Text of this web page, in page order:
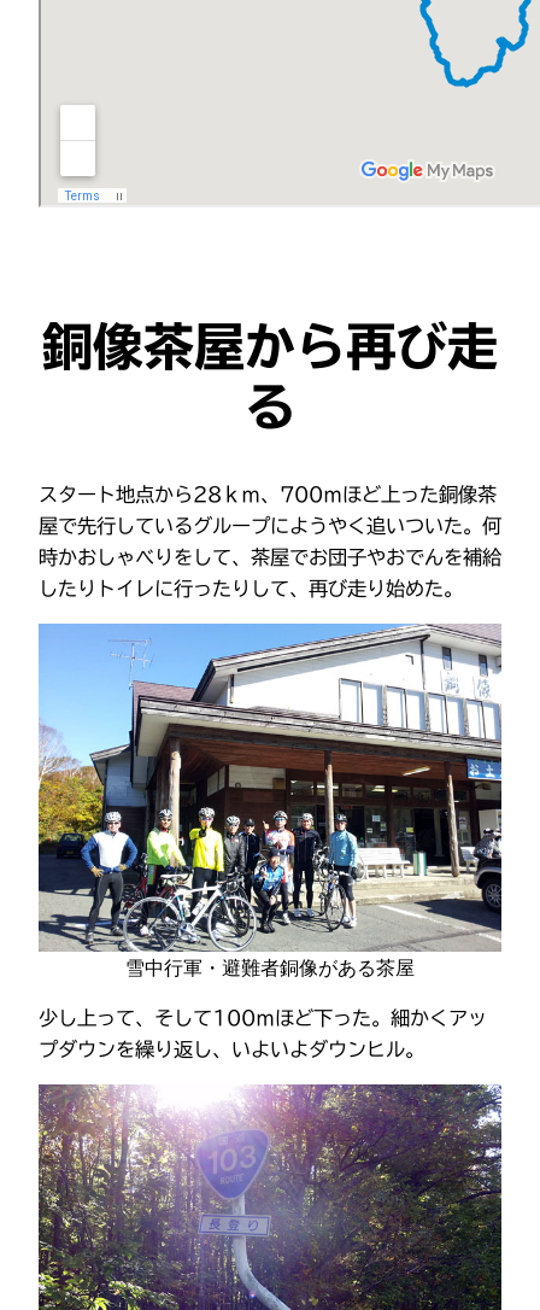
銅像茶屋から再び走
る
スタート地点から28ｋｍ、700ｍほど上った銅像茶
屋で先行しているグループにようやく追いついた。何
時かおしゃべりをして、茶屋でお団子やおでんを補給
したりトイレに行ったりして、再び走り始めた。
雪中行軍・避難者銅像がある茶屋
少し上って、そして100ｍほど下った。細かくアッ
プダウンを繰り返し、いよいよダウンヒル。